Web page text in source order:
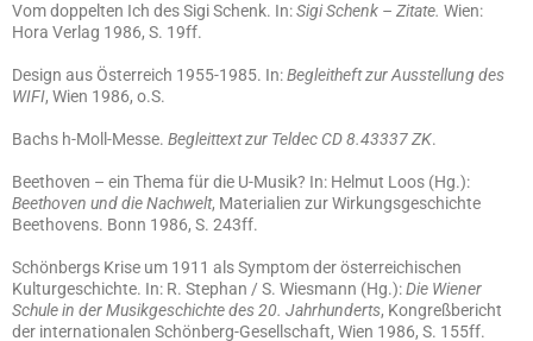
Vom doppelten Ich des Sigi Schenk. In:Sigi Schenk – Zitate. Wien:
Hora Verlag 1986, S. 19ff.
Design aus Österreich 1955-1985. In:Begleitheft zur Ausstellung des
WIFI, Wien 1986, o.S.
Bachs h-Moll-Messe. Begleittext zur Teldec CD 8.43337 ZK.
Beethoven – ein Thema für die U-Musik? In: Helmut Loos (Hg.):
Beethoven und die Nachwelt, Materialien zur Wirkungsgeschichte
Beethovens. Bonn 1986, S. 243ff.
Schönbergs Krise um 1911 als Symptom der österreichischen
Kulturgeschichte. In: R. Stephan / S. Wiesmann (Hg.):Die Wiener
Schule in der Musikgeschichte des 20. Jahrhunderts, Kongreßbericht
der internationalen Schönberg-Gesellschaft, Wien 1986, S. 155ff.